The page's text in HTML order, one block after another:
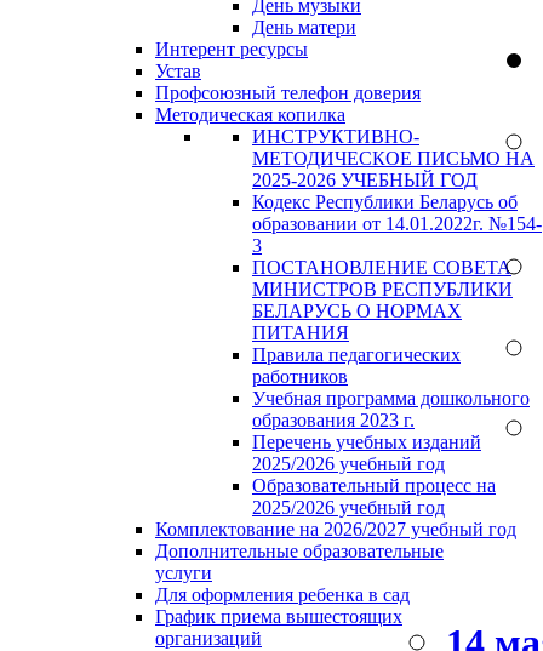
День музыки
День матери
Интерент ресурсы
Устав
Профсоюзный телефон доверия
Методическая копилка
ИНСТРУКТИВНО-
МЕТОДИЧЕСКОЕ ПИСЬМО НА
2025-2026 УЧЕБНЫЙ ГОД
Кодекс Республики Беларусь об
образовании от 14.01.2022г. №154-
3
ПОСТАНОВЛЕНИЕ СОВЕТА
МИНИСТРОВ РЕСПУБЛИКИ
БЕЛАРУСЬ О НОРМАХ
ПИТАНИЯ
Правила педагогических
работников
Учебная программа дошкольного
образования 2023 г.
Перечень учебных изданий
2025/2026 учебный год
Образовательный процесс на
2025/2026 учебный год
Комплектование на 2026/2027 учебный год
Дополнительные образовательные
услуги
Для оформления ребенка в сад
График приема вышестоящих
организаций